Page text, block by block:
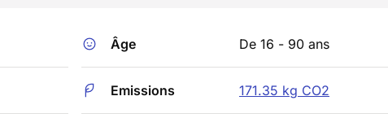
Âge De 16 - 90 ans
Emissions 171.35 kg CO2